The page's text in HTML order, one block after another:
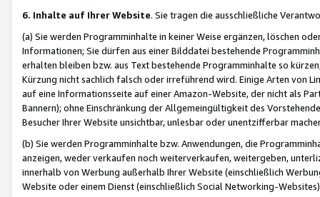
6. Inhalte auf Ihrer Website. Sie tragen die ausschließliche
(a) Sie werden Programminhalte in keiner Weise ergänzen, löschen
Informationen; Sie dürfen aus einer Bilddatei bestehende
erhalten bleiben bzw. aus Text bestehende Programminhalte so
Kürzung nicht sachlich falsch oder irreführend wird. Einige Arten von
auf eine Informationsseite auf einer Amazon-Website, der nicht als
Bannern); ohne Einschränkung der Allgemeingültigkeit des
Besucher Ihrer Website unsichtbar, unlesbar oder unentzifferbar
(b) Sie werden Programminhalte bzw. Anwendungen, die
anzeigen, weder verkaufen noch weiterverkaufen, weitergeben,
innerhalb von Werbung außerhalb Ihrer Website (einschließlich
Website oder einem Dienst (einschließlich Social Networking-